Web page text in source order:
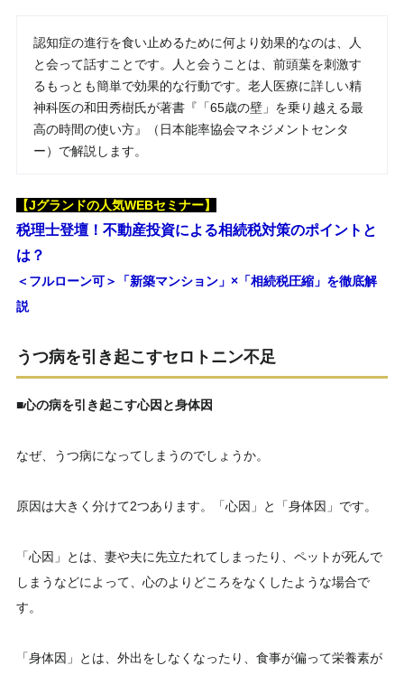
認知症の進行を食い止めるために何より効果的なのは、人
と会って話すことです。人と会うことは、前頭葉を刺激す
るもっとも簡単で効果的な行動です。老人医療に詳しい精
神科医の和田秀樹氏が著書『「65歳の壁」を乗り越える最
高の時間の使い方』（日本能率協会マネジメントセンタ
ー）で解説します。
【Jグランドの人気WEBセミナー】
税理士登壇！不動産投資による相続税対策のポイントと
は？
＜フルローン可＞「新築マンション」×「相続税圧縮」を徹底解
説
うつ病を引き起こすセロトニン不足
■心の病を引き起こす心因と身体因
なぜ、うつ病になってしまうのでしょうか。
原因は大きく分けて2つあります。「心因」と「身体因」です。
「心因」とは、妻や夫に先立たれてしまったり、ペットが死んで
しまうなどによって、心のよりどころをなくしたような場合で
す。
「身体因」とは、外出をしなくなったり、食事が偏って栄養素が